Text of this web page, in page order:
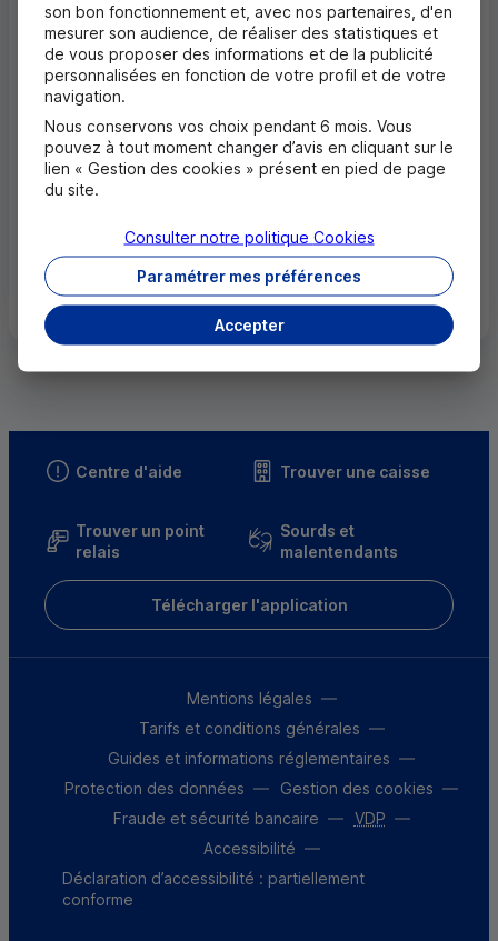
Tullins (38210)
Vienne (38200)
Vif (38450)
Vizille (38220)
Tous les départements
Centre d'aide Trouver une caisse
Trouver un point
relais
Sourds et
malentendants
Télécharger l'application
Mentions légales
Tarifs et conditions générales
Guides et informations réglementaires
Protection des données
Gestion des cookies
Fraude et sécurité bancaire
VDP
Accessibilité
Déclaration d’accessibilité : partiellement
conforme
son bon fonctionnement et, avec nos partenaires, d'en
mesurer son audience, de réaliser des statistiques et
de vous proposer des informations et de la publicité
personnalisées en fonction de votre profil et de votre
navigation.
Nous conservons vos choix pendant 6 mois. Vous
pouvez à tout moment changer d’avis en cliquant sur le
lien « Gestion des cookies » présent en pied de page
du site.
Accepter
Paramétrer mes préférences
Consulter notre politique Cookies